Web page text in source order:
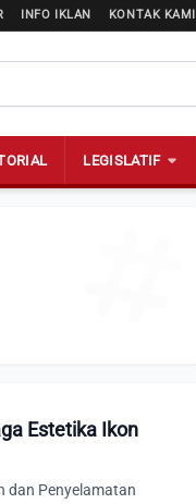
INFO IKLAN KONTAK KAMI
LEGISLATIF
Estetika Ikon
dan Penyelamatan